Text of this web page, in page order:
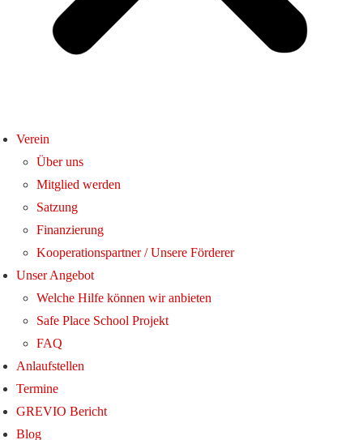
Verein
Über uns
Mitglied werden
Satzung
Finanzierung
Kooperationspartner / Unsere Förderer
Unser Angebot
Welche Hilfe können wir anbieten
Safe Place School Projekt
FAQ
Anlaufstellen
Termine
GREVIO Bericht
Blog